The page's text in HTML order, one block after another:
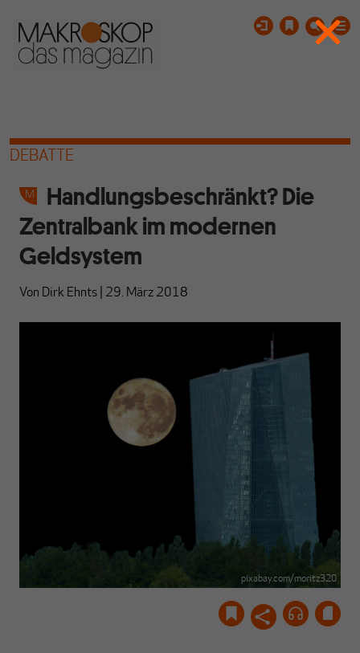
DEBATTE
Handlungsbeschränkt? Die
Zentralbank im modernen
Geldsystem
Von Dirk Ehnts 29. März 2018
pixabay.com/moritz320